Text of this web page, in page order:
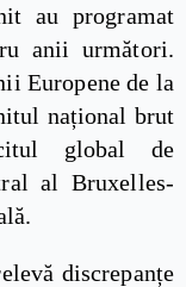
au programat
anii următori.
Europene de la
național brut
global de
al Bruxelles-
discrepanțe